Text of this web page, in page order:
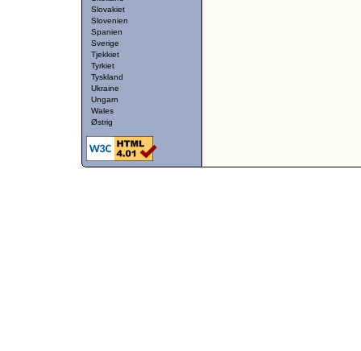
Slovakiet
Slovenien
Spanien
Sverige
Tjekkiet
Tyrkiet
Tyskland
Ukraine
Ungarn
Wales
Østrig